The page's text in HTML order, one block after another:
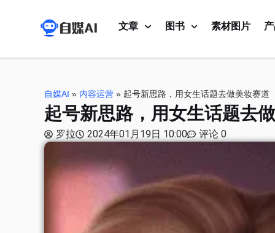
文章 图书 素材图片
自媒AI » 内容运营 » 起号新思路，用女生话题去做美妆赛道
起号新思路，用女生话题去
罗拉 2024年01月19日 10:00 评论 0